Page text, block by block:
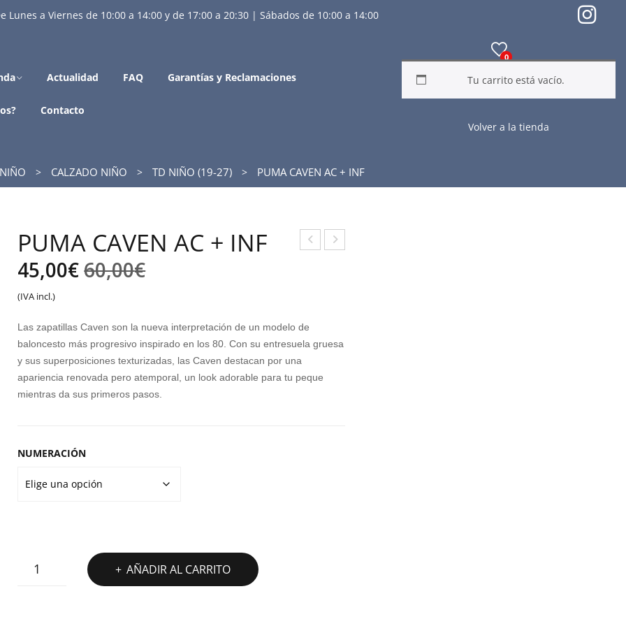
Lunes a Viernes de 10:00 a 14:00 y de 17:00 a 20:30 | Sábados de 10:00 a 14:00
Actualidad FAQ Garantías y Reclamaciones
Contacto
0
Tu carrito está vacío.
Volver a la tienda
NIÑO CALZADO NIÑO TD NIÑO (19-27) PUMA CAVEN AC + INF
RK
UEA
PUMA CAVEN AC + INF
60,00€El
original
era:
60,00€.
45,00€
El
actual
es:
45,00€.
(IVA incl.)
Las zapatillas Caven son la nueva interpretación de un modelo de
baloncesto más progresivo inspirado en los 80. Con su entresuela gruesa
y sus superposiciones texturizadas, las Caven destacan por una
apariencia renovada pero atemporal, un look adorable para tu peque
mientras da sus primeros pasos.
NUMERACIÓN
PUMA
AÑADIR AL CARRITO